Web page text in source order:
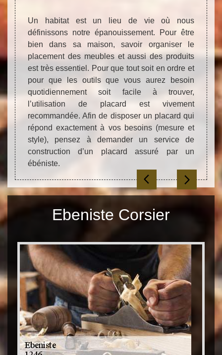
de
Et
vos
à la
Un habitat est un lieu de vie où nous
définissons notre épanouissement. Pour être
bien dans sa maison, savoir organiser le
placement des meubles et aussi des produits
est très essentiel. Pour que tout soit en ordre et
pour que les outils que vous aurez besoin
quotidiennement soit facile à trouver,
l’utilisation de placard est vivement
recommandée. Afin de disposer un placard qui
répond exactement à vos besoins (mesure et
style), pensez à demander un service de
construction d’un placard assuré par un
ébéniste.
part
zone
Ebeniste Corsier